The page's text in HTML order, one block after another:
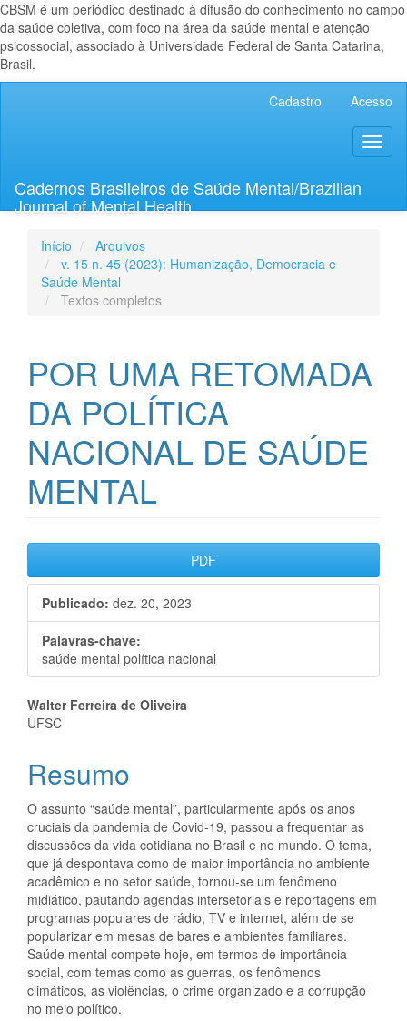
CBSM é um periódico destinado à difusão do conhecimento no campo
da saúde coletiva, com foco na área da saúde mental e atenção
psicossocial, associado à Universidade Federal de Santa Catarina,
Brasil.
Lateral
Cadastro Acesso
Cadernos Brasileiros de Saúde Mental/Brazilian
Journal of Mental Health
Início
Arquivos
v. 15 n. 45 (2023): Humanização, Democracia e
Saúde Mental
Textos completos
POR UMA RETOMADA
DA POLÍTICA
NACIONAL DE SAÚDE
MENTAL
Barra
lateral
de
artigos
PDF
Publicado: dez. 20, 2023
Palavras-chave:
saúde mental política nacional
Conteúdo
artigo
principal
Walter Ferreira de Oliveira
UFSC
Resumo
O assunto “saúde mental”, particularmente após os anos
cruciais da pandemia de Covid-19, passou a frequentar as
discussões da vida cotidiana no Brasil e no mundo. O tema,
que já despontava como de maior importância no ambiente
acadêmico e no setor saúde, tornou-se um fenômeno
midiático, pautando agendas intersetoriais e reportagens em
programas populares de rádio, TV e internet, além de se
popularizar em mesas de bares e ambientes familiares.
Saúde mental compete hoje, em termos de importância
social, com temas como as guerras, os fenômenos
climáticos, as violências, o crime organizado e a corrupção
no meio político.